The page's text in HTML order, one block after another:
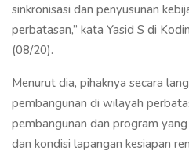
sinkronisasi dan penyusunan
perbatasan,” kata Yasid S di
(08/20).
Menurut dia, pihaknya secara
pembangunan di wilayah
pembangunan dan program
dan kondisi lapangan kesiapan